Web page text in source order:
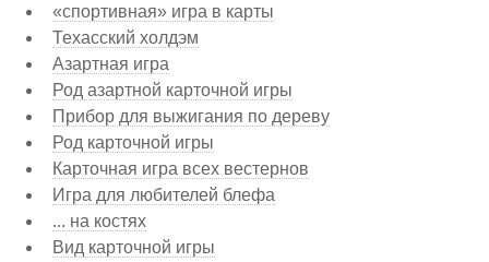
«спортивная» игра в карты
Техасский холдэм
Азартная игра
Род азартной карточной игры
Прибор для выжигания по дереву
Род карточной игры
Карточная игра всех вестернов
Игра для любителей блефа
... на костях
Вид карточной игры